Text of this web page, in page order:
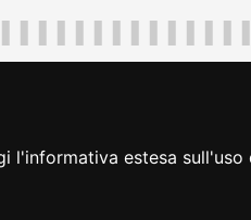
l'informativa estesa sull'uso
cookie loginFVG